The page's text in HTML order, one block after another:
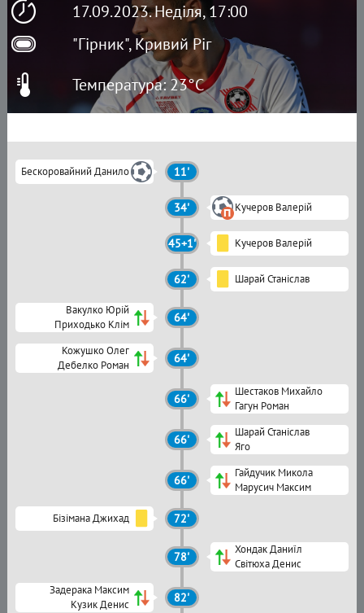
17.09.2023. Неділя, 17:00
"Гірник", Кривий Ріг
Температура: 23°C
Бескоровайний Данило 11'
34' Кучеров Валерій
45+1' Кучеров Валерій
62' Шарай Станіслав
Вакулко Юрій
Приходько Клім
64'
Кожушко Олег
Дебелко Роман
64'
66'
Шестаков Михайло
Гагун Роман
66'
Шарай Станіслав
Яго
66'
Гайдучик Микола
Марусич Максим
Бізімана Джихад 72'
78'
Хондак Даниїл
Світюха Денис
Задерака Максим
Кузик Денис
82'